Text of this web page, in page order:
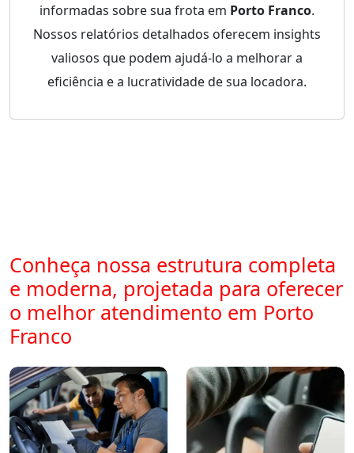
informadas sobre sua frota em Porto Franco.
Nossos relatórios detalhados oferecem insights
valiosos que podem ajudá-lo a melhorar a
eficiência e a lucratividade de sua locadora.
Conheça nossa estrutura completa
e moderna, projetada para oferecer
o melhor atendimento em Porto
Franco